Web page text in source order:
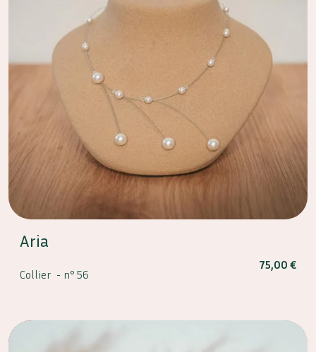
Aria
Collier - n° 56
75,00 €